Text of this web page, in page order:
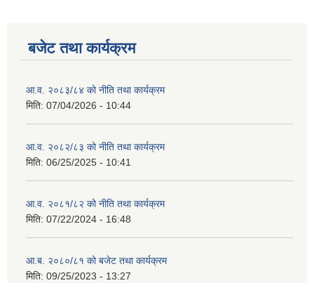
बजेट तथा कार्यक्रम
आ.व. २०८३/८४ को नीति तथा कार्यक्रम
मिति: 07/04/2026 - 10:44
आ.व. २०८२/८३ को नीति तथा कार्यक्रम
मिति: 06/25/2025 - 10:41
आ.व. २०८१/८२ को नीति तथा कार्यक्रम
मिति: 07/22/2024 - 16:48
आ.ब. २०८०/८१ को बजेट तथा कार्यक्रम
मिति: 09/25/2023 - 13:27